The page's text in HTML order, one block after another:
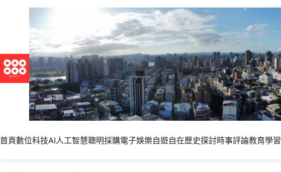
首頁數位科技AI人工智慧聰明採購電子娛樂自遊自在歷史探討時事評論教育學習